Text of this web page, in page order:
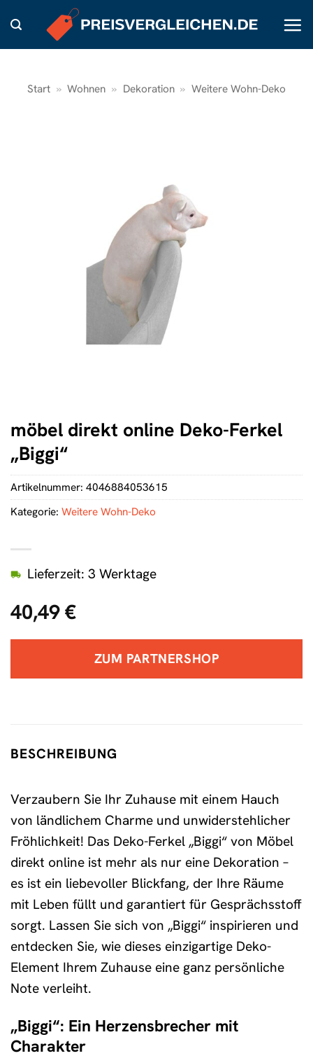
Inhalt
springen
Start » Wohnen » Dekoration » Weitere Wohn-Deko
möbel direkt online Deko-Ferkel
„Biggi“
40,49€
Lieferzeit: 3 Werktage
ZUM PARTNERSHOP
Artikelnummer: 4046884053615
Kategorie: Weitere Wohn-Deko
BESCHREIBUNG
Verzaubern Sie Ihr Zuhause mit einem Hauch
von ländlichem Charme und unwiderstehlicher
Fröhlichkeit! Das Deko-Ferkel „Biggi“ von Möbel
direkt online ist mehr als nur eine Dekoration –
es ist ein liebevoller Blickfang, der Ihre Räume
mit Leben füllt und garantiert für Gesprächsstoff
sorgt. Lassen Sie sich von „Biggi“ inspirieren und
entdecken Sie, wie dieses einzigartige Deko-
Element Ihrem Zuhause eine ganz persönliche
Note verleiht.
„Biggi“: Ein Herzensbrecher mit
Charakter